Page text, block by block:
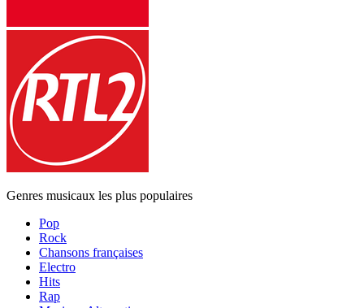
Genres musicaux les plus populaires
Pop
Rock
Chansons françaises
Electro
Hits
Rap